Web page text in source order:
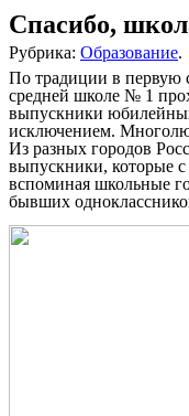
Спасибо,
Рубрика: Образование.
По традиции в первую
средней школе № 1
выпускники
исключением.
Из разных городов
выпускники, которые с
вспоминая школьные
бывших